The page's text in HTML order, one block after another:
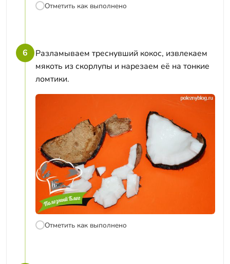
Отметить как выполнено
6
Разламываем треснувший кокос, извлекаем
мякоть из скорлупы и нарезаем её на тонкие
ломтики.
Отметить как выполнено